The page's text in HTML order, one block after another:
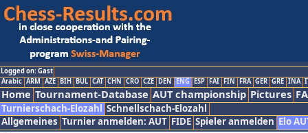
Logged on: Gast
Arabic ARM AZE BIH BUL CAT CHN CRO CZE DEN ENG ESP FAI FIN FRA GER GRE INA
Home Tournament-Database AUT championship Pictures
Turnierschach-Elozahl Schnellschach-Elozahl
Allgemeines Turnier anmelden: AUT FIDE Spieler anmelden Elo